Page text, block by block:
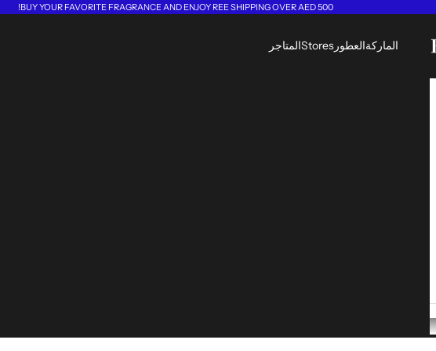
BUY YOUR FAVORITE FRAGRANCE AND ENJOY REE SHIPPING OVER AED 500!
الماركةالعطور Storesالمتاجر